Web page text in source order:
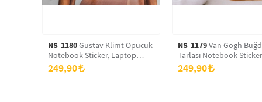
NS-1180Gustav Klimt Öpücük
Notebook Sticker, Laptop
sticker,, Hp Sticker, Asus
Sticker, 15.6 inç Sticker
249,90
NS-1179Van Gogh
Tarlası Notebook
Laptop sticker,, Hp
Asus Sticker, 15.6 inç
249,90